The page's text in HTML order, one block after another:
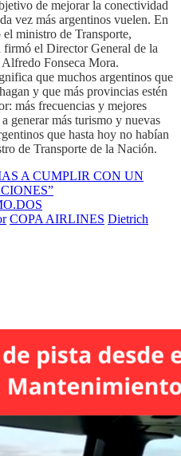
de mejorar la conectividad
vez más argentinos vuelen. En
ministro de Transporte,
el Director General de la
Fonseca Mora.
que muchos argentinos que
y que más provincias estén
más frecuencias y mejores
generar más turismo y nuevas
que hasta hoy no habían
de Transporte de la Nación.
A CUMPLIR CON UN
COPA AIRLINES Dietrich